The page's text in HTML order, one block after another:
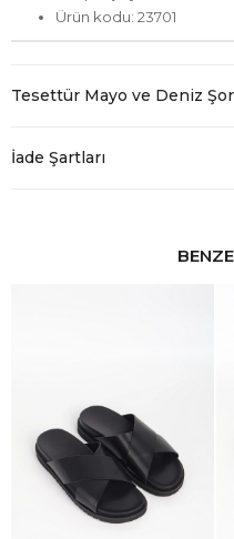
Ürün kodu: 23701
Tesettür Mayo ve Deniz
İade Şartları